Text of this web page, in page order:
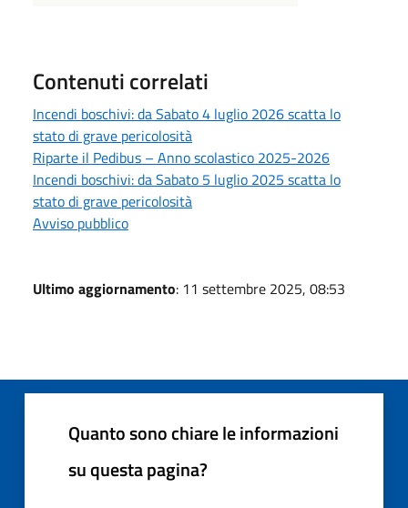
Contenuti correlati
Incendi boschivi: da Sabato 4 luglio 2026 scatta lo
stato di grave pericolosità
Riparte il Pedibus – Anno scolastico 2025-2026
Incendi boschivi: da Sabato 5 luglio 2025 scatta lo
stato di grave pericolosità
Avviso pubblico
Ultimo aggiornamento: 11 settembre 2025, 08:53
Quanto sono chiare le informazioni
su questa pagina?